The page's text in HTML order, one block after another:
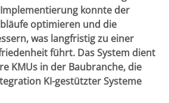
konnte der
optimieren und die
was langfristig zu einer
führt. Das System dient
KMUs in der Baubranche, die
KI-gestützter Systeme